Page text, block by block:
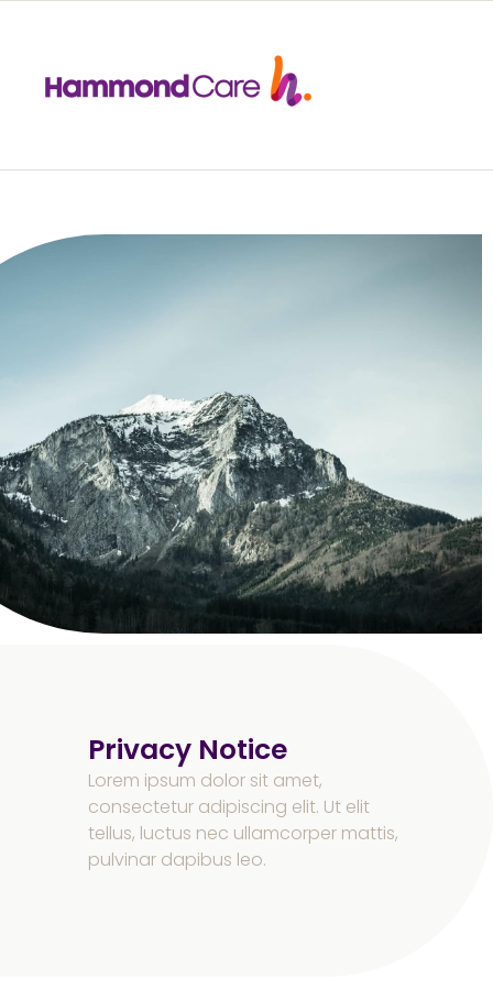
Privacy Notice
Lorem ipsum dolor sit amet,
consectetur adipiscing elit. Ut elit
tellus, luctus nec ullamcorper mattis,
pulvinar dapibus leo.